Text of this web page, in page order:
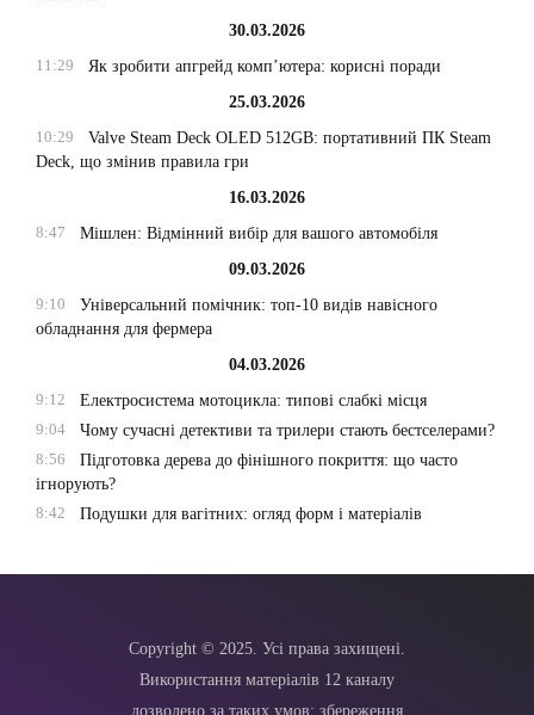
30.03.2026
11:29
Як зробити апгрейд комп’ютера: корисні поради
25.03.2026
10:29
Valve Steam Deck OLED 512GB: портативний ПК Steam
Deck, що змінив правила гри
16.03.2026
8:47
Мішлен: Відмінний вибір для вашого автомобіля
09.03.2026
9:10
Універсальний помічник: топ-10 видів навісного
обладнання для фермера
04.03.2026
9:12
Електросистема мотоцикла: типові слабкі місця
9:04
Чому сучасні детективи та трилери стають бестселерами?
8:56
Підготовка дерева до фінішного покриття: що часто
ігнорують?
8:42
Подушки для вагітних: огляд форм і матеріалів
Copyright © 2025. Усі права захищені.
Використання матеріалів 12 каналу
дозволено за таких умов: збереження